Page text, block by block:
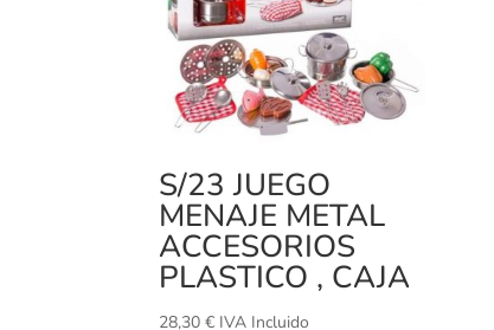
S/23 JUEGO
MENAJE METAL
ACCESORIOS
PLASTICO , CAJA
28,30€ IVA Incluido